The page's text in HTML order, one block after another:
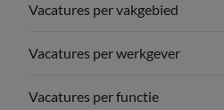
Vacatures per vakgebied
Vacatures per werkgever
Vacatures per functie